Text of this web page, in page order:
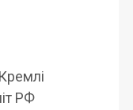
РФ